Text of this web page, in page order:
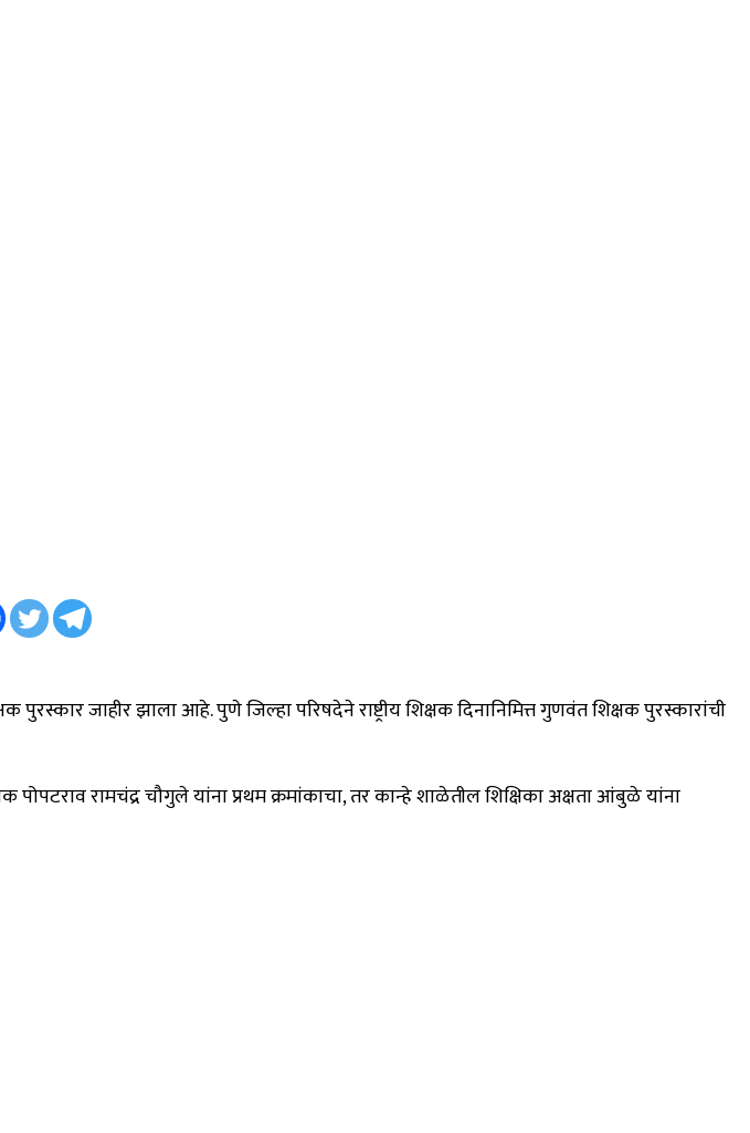
जाहीर झाला आहे. पुणे जिल्हा परिषदेने राष्ट्रीय शिक्षक दिनानिमित्त गुणवंत शिक्षक पुरस्कारांची
रामचंद्र चौगुले यांना प्रथम क्रमांकाचा, तर कान्हे शाळेतील शिक्षिका अक्षता आंबुळे यांना